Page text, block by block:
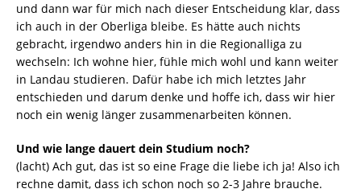
und dann war für mich nach dieser Entscheidung klar, dass
ich auch in der Oberliga bleibe. Es hätte auch nichts
gebracht, irgendwo anders hin in die Regionalliga zu
wechseln: Ich wohne hier, fühle mich wohl und kann weiter
in Landau studieren. Dafür habe ich mich letztes Jahr
entschieden und darum denke und hoffe ich, dass wir hier
noch ein wenig länger zusammenarbeiten können.
Und wie lange dauert dein Studium noch?
(lacht) Ach gut, das ist so eine Frage die liebe ich ja! Also ich
rechne damit, dass ich schon noch so 2-3 Jahre brauche.